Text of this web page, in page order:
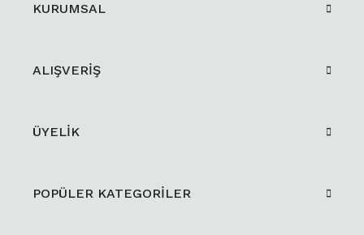
KURUMSAL
ALIŞVERİŞ
ÜYELİK
POPÜLER KATEGORİLER